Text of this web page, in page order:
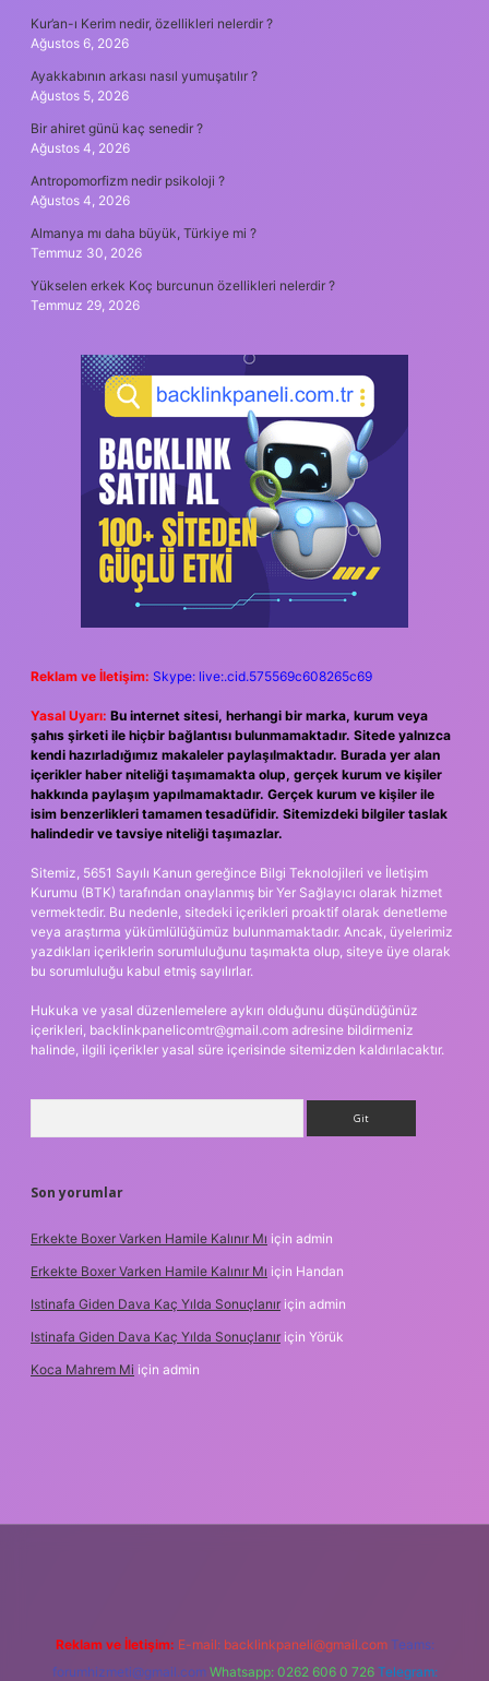
Kur’an-ı Kerim nedir, özellikleri nelerdir ?
Ağustos 6, 2026
Ayakkabının arkası nasıl yumuşatılır ?
Ağustos 5, 2026
Bir ahiret günü kaç senedir ?
Ağustos 4, 2026
Antropomorfizm nedir psikoloji ?
Ağustos 4, 2026
Almanya mı daha büyük, Türkiye mi ?
Temmuz 30, 2026
Yükselen erkek Koç burcunun özellikleri nelerdir ?
Temmuz 29, 2026
Reklam ve İletişim: Skype: live:.cid.575569c608265c69
Yasal Uyarı: Bu internet sitesi, herhangi bir marka, kurum veya
şahıs şirketi ile hiçbir bağlantısı bulunmamaktadır. Sitede yalnızca
kendi hazırladığımız makaleler paylaşılmaktadır. Burada yer alan
içerikler haber niteliği taşımamakta olup, gerçek kurum ve kişiler
hakkında paylaşım yapılmamaktadır. Gerçek kurum ve kişiler ile
isim benzerlikleri tamamen tesadüfidir. Sitemizdeki bilgiler taslak
halindedir ve tavsiye niteliği taşımazlar.
Sitemiz, 5651 Sayılı Kanun gereğince Bilgi Teknolojileri ve İletişim
Kurumu (BTK) tarafından onaylanmış bir Yer Sağlayıcı olarak hizmet
vermektedir. Bu nedenle, sitedeki içerikleri proaktif olarak denetleme
veya araştırma yükümlülüğümüz bulunmamaktadır. Ancak, üyelerimiz
yazdıkları içeriklerin sorumluluğunu taşımakta olup, siteye üye olarak
bu sorumluluğu kabul etmiş sayılırlar.
Hukuka ve yasal düzenlemelere aykırı olduğunu düşündüğünüz
içerikleri, backlinkpanelicomtr@gmail.com adresine bildirmeniz
halinde, ilgili içerikler yasal süre içerisinde sitemizden kaldırılacaktır.
Son yorumlar
Erkekte Boxer Varken Hamile Kalınır Mı için admin
Erkekte Boxer Varken Hamile Kalınır Mı için Handan
Istinafa Giden Dava Kaç Yılda Sonuçlanır için admin
Istinafa Giden Dava Kaç Yılda Sonuçlanır için Yörük
Koca Mahrem Mi için admin
Reklam ve İletişim: E-mail: backlinkpaneli@gmail.com Teams:
forumhizmeti@gmail.com Whatsapp: 0262 606 0 726 Telegram: